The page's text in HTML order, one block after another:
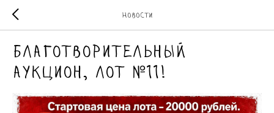
Новости
Благотворительный
аукцион, лот №11!